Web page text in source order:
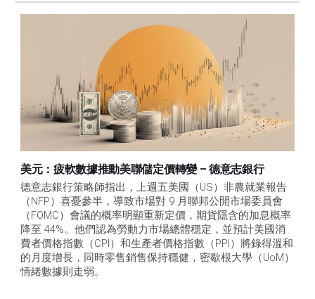
美元：疲軟數據推動美聯儲定價轉變 – 德意志銀行
德意志銀行策略師指出，上週五美國（US）非農就業報告
（NFP）喜憂參半，導致市場對 9 月聯邦公開市場委員會
（FOMC）會議的概率明顯重新定價，期貨隱含的加息概率
降至 44%。他們認為勞動力市場總體穩定，並預計美國消
費者價格指數（CPI）和生產者價格指數（PPI）將錄得溫和
的月度增長，同時零售銷售保持穩健，密歇根大學（UoM）
情緒數據則走弱。